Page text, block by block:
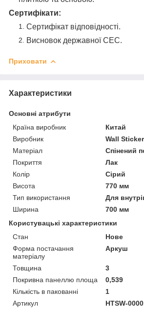
Сертифікати:
Сертифікат відповідності.
Висновок державної СЕС.
Приховати
Характеристики
Основні атрибути
Країна виробник
Китай
Виробник
Wall Sticker
Матеріал
Спінений
Покриття
Лак
Колір
Сірий
Висота
770 мм
Тип використання
Для
Ширина
700 мм
Користувацькі характеристики
Стан
Нове
Форма постачання
матеріалу
Аркуш
Товщина
3
Покривна панеллю площа
0,539
Кількість в пакованні
1
Артикул
HTSW-